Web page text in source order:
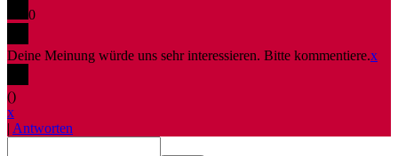
0
Deine Meinung würde uns sehr interessieren. Bitte kommentiere.x
()
x
| Antworten